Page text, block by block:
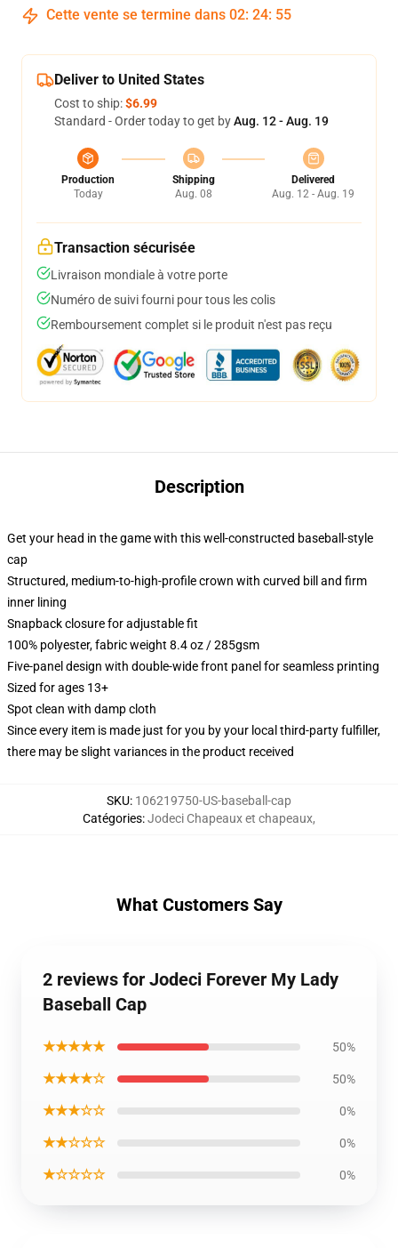
Cette vente se termine dans 02: 24: 54
Deliver to United States
Cost to ship:$6.99
Standard - Order today to get byAug. 12 - Aug. 19
Production
Today
Shipping
Aug. 08
Delivered
Aug. 12 - Aug. 19
Transaction sécurisée
Livraison mondiale à votre porte
Numéro de suivi fourni pour tous les colis
Remboursement complet si le produit n'est pas reçu
Description
Get your head in the game with this well-constructed baseball-style
cap
Structured, medium-to-high-profile crown with curved bill and firm
inner lining
Snapback closure for adjustable fit
100% polyester, fabric weight 8.4 oz / 285gsm
Five-panel design with double-wide front panel for seamless printing
Sized for ages 13+
Spot clean with damp cloth
Since every item is made just for you by your local third-party fulfiller,
there may be slight variances in the product received
SKU: 106219750-US-baseball-cap
Catégories:Jodeci Chapeaux et chapeaux,
What Customers Say
2 reviews for Jodeci Forever My Lady
Baseball Cap
★★★★★ 50%
★★★★☆ 50%
★★★☆☆ 0%
★★☆☆☆ 0%
★☆☆☆☆ 0%